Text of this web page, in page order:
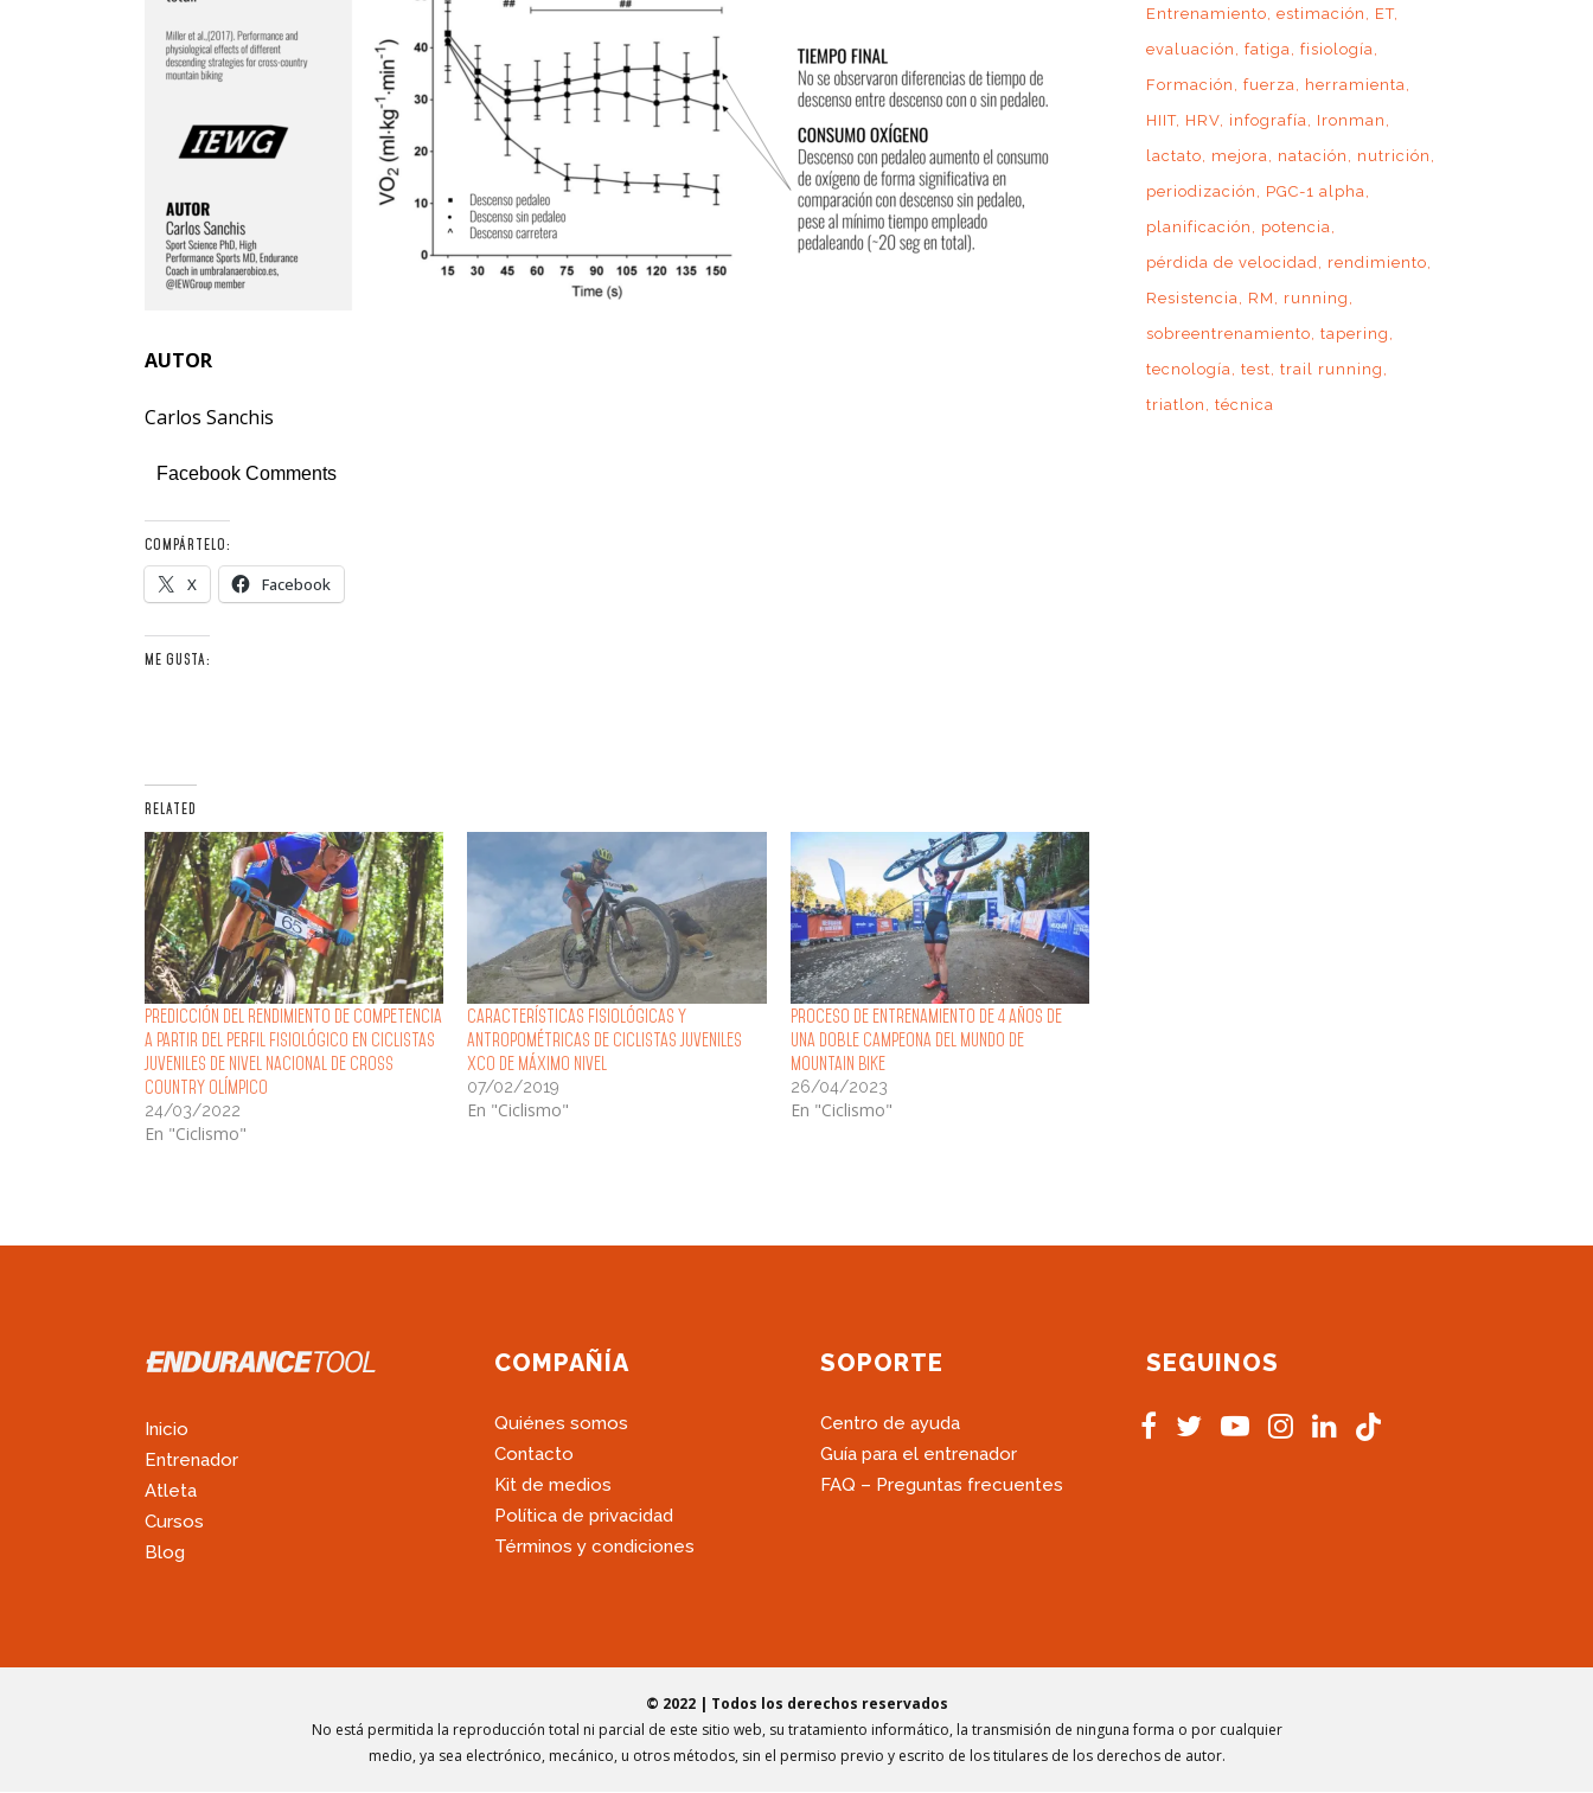
AUTOR
Carlos Sanchis
Facebook Comments
COMPÁRTELO:
X Facebook
ME GUSTA:
RELATED
Predicción del Rendimiento de Competencia
a partir del Perfil Fisiológico en Ciclistas
Juveniles de Nivel Nacional de Cross
Country Olímpico
24/03/2022
En "Ciclismo"
Características Fisiológicas y
Antropométricas de Ciclistas Juveniles
XCO de Máximo Nivel
07/02/2019
En "Ciclismo"
Proceso de entrenamiento de 4 años de
una doble campeona del mundo de
Mountain Bike
26/04/2023
En "Ciclismo"
Entrenamiento estimación
ET
evaluación
fatiga fisiología
Formación
fuerza
herramienta
HIIT HRV infografía
Ironman
lactato
mejora natación
nutrición
periodización
PGC-1 alpha
planificación
potencia
pérdida de velocidad
rendimiento
Resistencia
RM
running
sobreentrenamiento tapering
tecnología test trail running
triatlon
técnica
Inicio
Entrenador
Atleta
Cursos
Blog
COMPAÑÍA
Quiénes somos
Contacto
Kit de medios
Política de privacidad
Términos y condiciones
SOPORTE
Centro de ayuda
Guía para el entrenador
FAQ – Preguntas frecuentes
SEGUINOS
© 2022 | Todos los derechos reservados
No está permitida la reproducción total ni parcial de este sitio web, su tratamiento informático, la transmisión de ninguna forma o por cualquier
medio, ya sea electrónico, mecánico, u otros métodos, sin el permiso previo y escrito de los titulares de los derechos de autor.